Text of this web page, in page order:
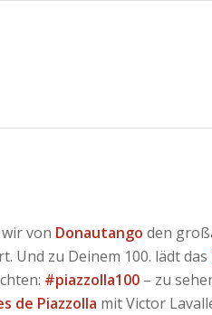
von Donautango den
Und zu Deinem 100. lädt das
#piazzolla100 – zu
de Piazzolla mit Victor